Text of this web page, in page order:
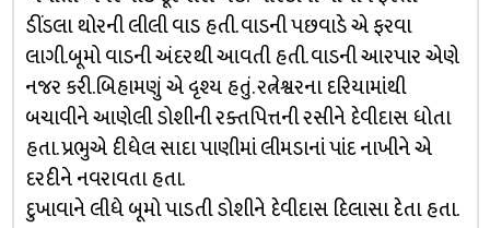
ડીંડલા થોરની લીલી વાડ હતી. વાડની પછવાડે એ ફરવા
લાગી.બૂમો વાડની અંદરથી આવતી હતી. વાડની આરપાર એણે
નજર કરી.બિહામણું એ દૃશ્ય હતું. રત્નેશ્વરના દરિયામાંથી
બચાવીને આણેલી ડોશીની રક્તપિત્તની રસીને દેવીદાસ ધોતા
હતા. પ્રભુએ દીધેલ સાદા પાણીમાં લીમડાનાં પાંદ નાખીને એ
દરદીને નવરાવતા હતા.
દુખાવાને લીધે બૂમો પાડતી ડોશીને દેવીદાસ દિલાસા દેતા હતા.